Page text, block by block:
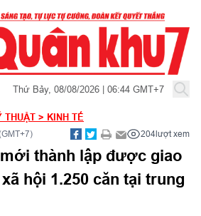
Thứ Bảy, 08/08/2026 | 06:44 GMT+7
THUẬT > KINH TẾ
204lượt xem
thành lập được giao
hội 1.250 căn tại trung